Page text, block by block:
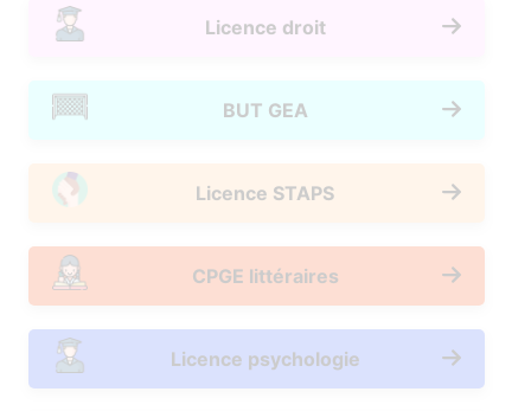
Licence droit
BUT GEA
Licence STAPS
CPGE littéraires
Licence psychologie